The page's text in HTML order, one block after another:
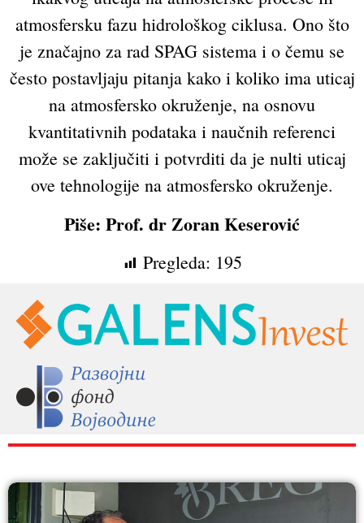
atmosfersku fazu hidrološkog ciklusa. Ono što
je značajno za rad SPAG sistema i o čemu se
često postavljaju pitanja kako i koliko ima uticaj
na atmosfersko okruženje, na osnovu
kvantitativnih podataka i naučnih referenci
može se zaključiti i potvrditi da je nulti uticaj
ove tehnologije na atmosfersko okruženje.
Piše: Prof. dr Zoran Keserović
Pregleda: 195
RAZNO